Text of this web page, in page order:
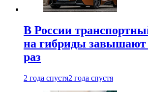
В России
на гибриды завышают
раз
2 года спустя2 года спустя